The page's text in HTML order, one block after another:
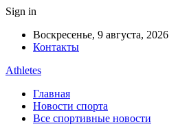
Sign in
Воскресенье, 9 августа, 2026
Контакты
Athletes
Главная
Новости спорта
Все спортивные новости